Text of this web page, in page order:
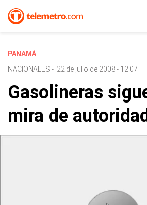
PANAMÁ
NACIONALES - 22 de julio de 2008 - 12:07
Gasolineras
mira de